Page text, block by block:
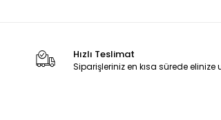
Hızlı Teslimat
Siparişleriniz en kısa sürede elinize